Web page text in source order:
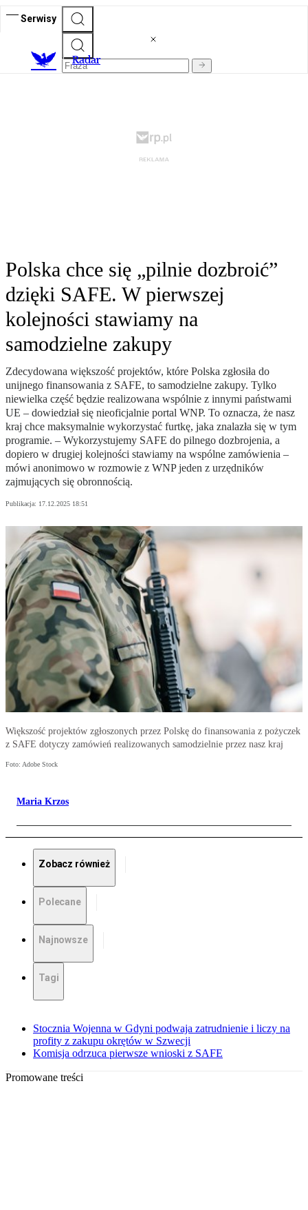
Serwisy
Radar
Polska chce się „pilnie dozbroić”
dzięki SAFE. W pierwszej
kolejności stawiamy na
samodzielne zakupy
Zdecydowana większość projektów, które Polska zgłosiła do
unijnego finansowania z SAFE, to samodzielne zakupy. Tylko
niewielka część będzie realizowana wspólnie z innymi państwami
UE – dowiedział się nieoficjalnie portal WNP. To oznacza, że nasz
kraj chce maksymalnie wykorzystać furtkę, jaka znalazła się w tym
programie. – Wykorzystujemy SAFE do pilnego dozbrojenia, a
dopiero w drugiej kolejności stawiamy na wspólne zamówienia –
mówi anonimowo w rozmowie z WNP jeden z urzędników
zajmujących się obronnością.
Publikacja: 17.12.2025 18:51
Większość projektów zgłoszonych przez Polskę do finansowania z pożyczek
z SAFE dotyczy zamówień realizowanych samodzielnie przez nasz kraj
Foto: Adobe Stock
Maria Krzos
Zobacz również
Polecane
Najnowsze
Tagi
Stocznia Wojenna w Gdyni podwaja zatrudnienie i liczy na
profity z zakupu okrętów w Szwecji
Komisja odrzuca pierwsze wnioski z SAFE
Promowane treści